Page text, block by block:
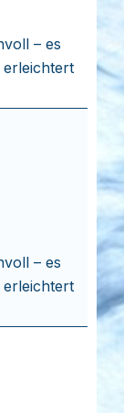
– es
– es